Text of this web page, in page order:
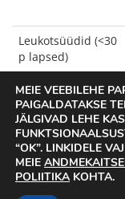
Leukotsüüdid (<30
p lapsed)
Neutrofiilid
Trombotsüüdid
MEIE VEEBILEHE
PAIGALDATAKSE
JÄLGIVAD LEHE
“OK”. LINKIDELE
MEIE
POLIITIKA KOHTA.